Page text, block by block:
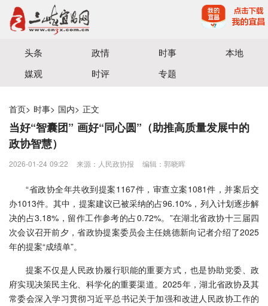
宜昌三峡融媒体中心主办
头条 政情 时事
本地
媒观
时评 专题
首页> 时事> 国内> 正文
当好“智囊团” 画好“同心圆”（助推高质量发展中的
政协智慧）
2026-01-24 09:22 来源：人民政协报 编辑：郭晓晖
“省政协全年共收到提案1167件，审查立案1081件，并案后交
办1013件。其中，提案建议已被采纳的占96.10%，列入计划逐步解
决的占3.18%，留作工作参考的占0.72%。”在湖北省政协十三届四
次会议召开前夕，省政协提案委员会主任姚德新向记者介绍了2025
年的提案“成绩单”。
提案不仅是人民政协履行职能的重要方式，也是协助党委、政
府实现决策民主化、科学化的重要渠道。2025年，湖北省政协及其
常委会深入学习贯彻习近平总书记关于加强和改进人民政协工作的